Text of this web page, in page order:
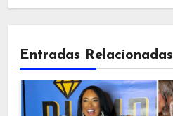
Entradas Relacionadas